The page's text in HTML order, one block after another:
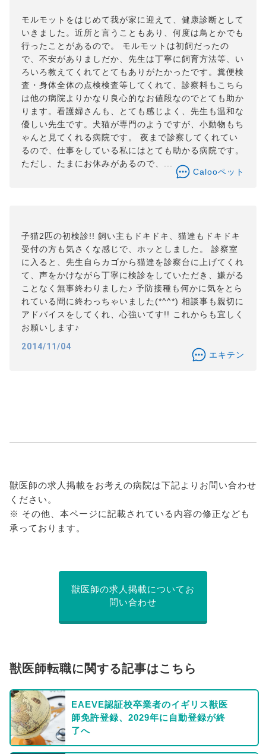
モルモットをはじめて我が家に迎えて、健康診断として
いきました。近所と言うこともあり、何度は鳥とかでも
行ったことがあるので。 モルモットは初飼だったの
で、不安がありましだか、先生は丁寧に飼育方法等、い
ろいろ教えてくれてとてもありがたかったです。糞便検
査・身体全体の点検検査等してくれて、診察料もこちら
は他の病院よりかなり良心的なお値段なのでとても助か
ります。看護婦さんも、とても感じよく、先生も温和な
優しい先生です。犬猫が専門のようですが、小動物もち
ゃんと見てくれる病院です。 夜まで診察してくれてい
るので、仕事をしている私にはとても助かる病院です。
ただし、たまにお休みがあるので、...
Calooペット
子猫2匹の初検診!! 飼い主もドキドキ、猫達もドキドキ
受付の方も気さくな感じで、ホッとしました。 診察室
に入ると、先生自らカゴから猫達を診察台に上げてくれ
て、声をかけながら丁寧に検診をしていただき、嫌がる
ことなく無事終わりました♪ 予防接種も何かに気をとら
れている間に終わっちゃいました(*^^*) 相談事も親切に
アドバイスをしてくれ、心強いてす!! これからも宜しく
お願いします♪
2014/11/04
エキテン
獣医師の求人掲載をお考えの病院は下記よりお問い合わせ
ください。
※ その他、本ページに記載されている内容の修正なども
承っております。
獣医師の求人掲載についてお
問い合わせ
獣医師転職に関する記事はこちら
EAEVE認証校卒業者のイギリス獣医
師免許登録、2029年に自動登録が終
了へ